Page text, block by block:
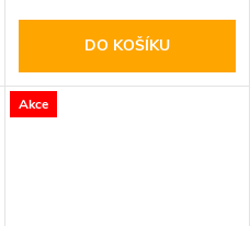
DO KOŠÍKU
Akce